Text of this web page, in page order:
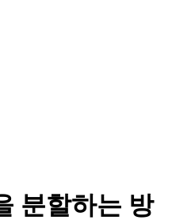
분할하는 방